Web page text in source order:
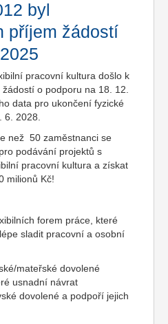
byl
příjem žádostí
pracovní kultura došlo k
o podporu na 18. 12.
data pro ukončení fyzické
6. 2028.
než 50 zaměstnanci se
podávání projektů s
pracovní kultura a získat
milionů Kč!
forem práce, které
sladit pracovní a osobní
mateřské dovolené
usnadní návrat
dovolené a podpoří jejich